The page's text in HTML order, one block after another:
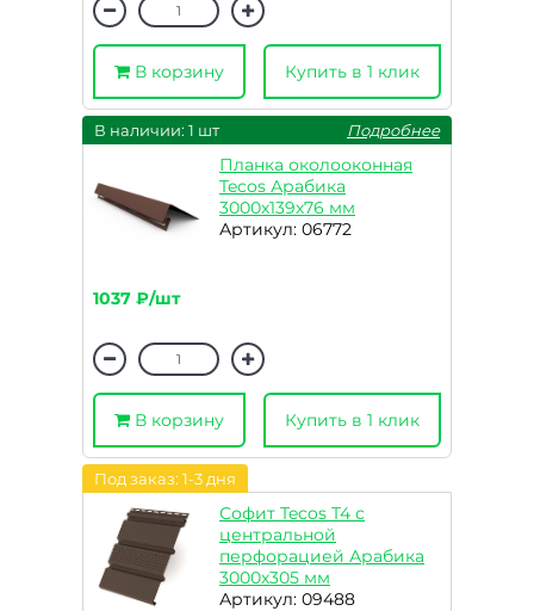
В корзину Купить в 1 клик
В наличии: 1 шт Подробнее
Планка околооконная
Tecos Арабика
3000х139х76 мм
Артикул: 06772
1037 ₽/шт
В корзину Купить в 1 клик
Под заказ: 1-3 дня
Софит Tecos T4 с
центральной
перфорацией Арабика
3000х305 мм
Артикул: 09488